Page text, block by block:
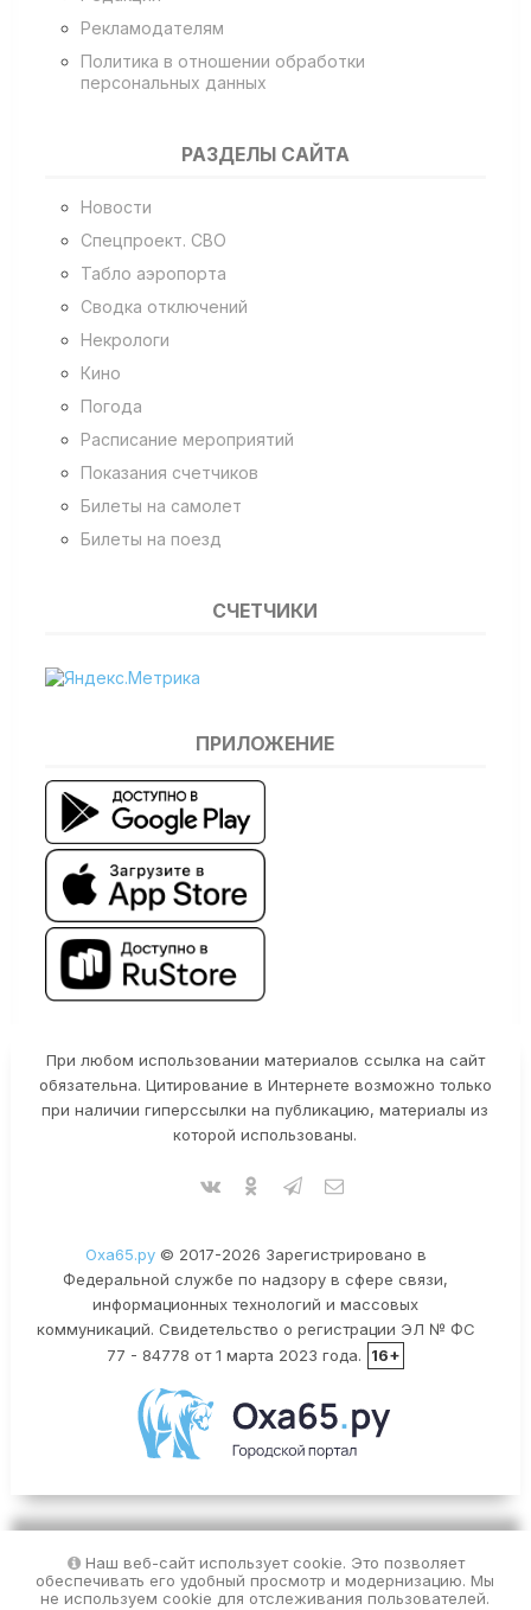
Рекламодателям
Политика в отношении обработки
персональных данных
РАЗДЕЛЫ САЙТА
Новости
Спецпроект. СВО
Табло аэропорта
Сводка отключений
Некрологи
Кино
Погода
Расписание мероприятий
Показания счетчиков
Билеты на самолет
Билеты на поезд
СЧЕТЧИКИ
ПРИЛОЖЕНИЕ
При любом использовании материалов ссылка на сайт
обязательна. Цитирование в Интернете возможно только
при наличии гиперссылки на публикацию, материалы из
которой использованы.
Оха65.ру© 2017-2026 Зарегистрировано в
Федеральной службе по надзору в сфере связи,
информационных технологий и массовых
коммуникаций. Свидетельство о регистрации ЭЛ № ФС
77 - 84778 от 1 марта 2023 года.
16+
Наш веб-сайт использует cookie. Это позволяет
обеспечивать его удобный просмотр и модернизацию. Мы
не используем cookie для отслеживания пользователей.